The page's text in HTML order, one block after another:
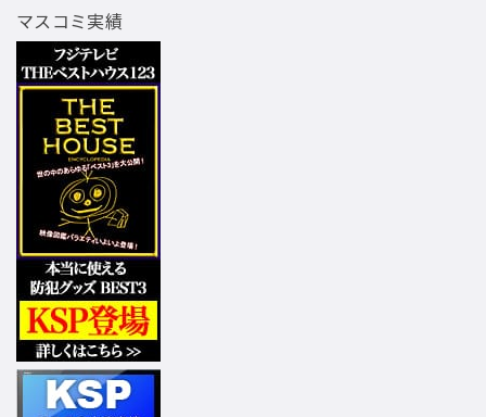
マスコミ実績